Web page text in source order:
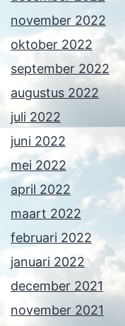
november 2022
oktober 2022
september 2022
augustus 2022
juli 2022
juni 2022
mei 2022
april 2022
maart 2022
februari 2022
januari 2022
december 2021
november 2021